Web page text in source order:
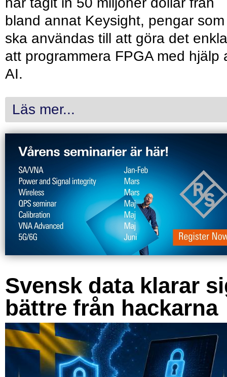
bland annat Keysight, pengar som
ska användas till att göra det
att programmera FPGA med hjälp
AI.
Läs mer...
Svensk data klarar
bättre från hackarna